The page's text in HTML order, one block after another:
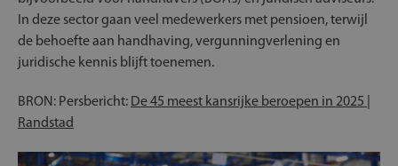
In deze sector gaan veel medewerkers met pensioen, terwijl
de behoefte aan handhaving, vergunningverlening en
juridische kennis blijft toenemen.
BRON: Persbericht: De 45 meest kansrijke beroepen in 2025 |
Randstad